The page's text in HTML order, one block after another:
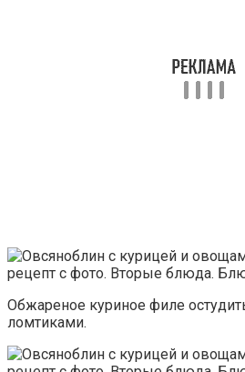
Обжареное куриное филе
ломтиками.